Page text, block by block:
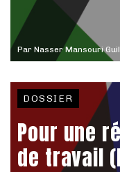
Par Nasser Mansouri
DOSSIER
Pour une
de travail